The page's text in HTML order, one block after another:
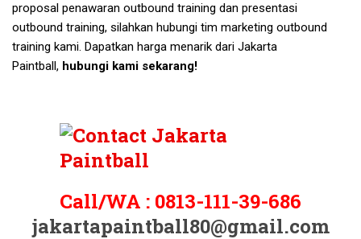
proposal penawaran outbound training dan presentasi
outbound training, silahkan hubungi tim marketing outbound
training kami. Dapatkan harga menarik dari Jakarta
Paintball, hubungi kami sekarang!
Call/WA : 0813-111-39-686
jakartapaintball80@gmail.com